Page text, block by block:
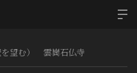
望む） 雲崗石仏寺